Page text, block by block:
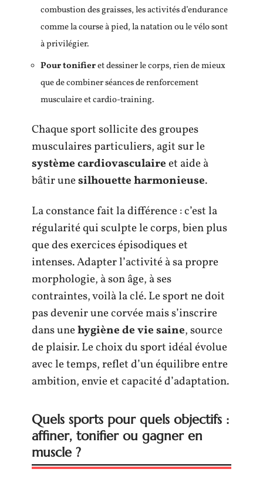
combustion des graisses, les activités d’endurance
comme la course à pied, la natation ou le vélo sont
à privilégier.
Pour tonifieret dessiner le corps, rien de mieux
que de combiner séances de renforcement
musculaire et cardio-training.
Chaque sport sollicite des groupes
musculaires particuliers, agit sur le
système cardiovasculaireet aide à
bâtir unesilhouette harmonieuse.
La constance fait la différence : c’est la
régularité qui sculpte le corps, bien plus
que des exercices épisodiques et
intenses. Adapter l’activité à sa propre
morphologie, à son âge, à ses
contraintes, voilà la clé. Le sport ne doit
pas devenir une corvée mais s’inscrire
dans unehygiène de vie saine, source
de plaisir. Le choix du sport idéal évolue
avec le temps, reflet d’un équilibre entre
ambition, envie et capacité d’adaptation.
Quels sports pour quels objectifs :
affiner, tonifier ou gagner en
muscle ?